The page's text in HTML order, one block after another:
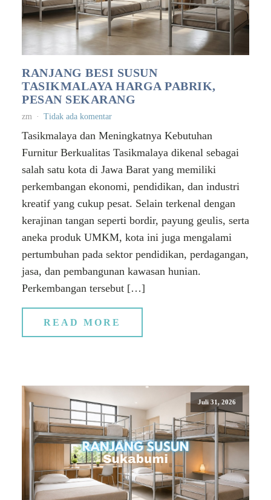
RANJANG BESI SUSUN
TASIKMALAYA HARGA PABRIK,
PESAN SEKARANG
zm Tidak ada komentar
Tasikmalaya dan Meningkatnya Kebutuhan
Furnitur Berkualitas Tasikmalaya dikenal sebagai
salah satu kota di Jawa Barat yang memiliki
perkembangan ekonomi, pendidikan, dan industri
kreatif yang cukup pesat. Selain terkenal dengan
kerajinan tangan seperti bordir, payung geulis, serta
aneka produk UMKM, kota ini juga mengalami
pertumbuhan pada sektor pendidikan, perdagangan,
jasa, dan pembangunan kawasan hunian.
Perkembangan tersebut […]
READ MORE
Juli 31, 2026